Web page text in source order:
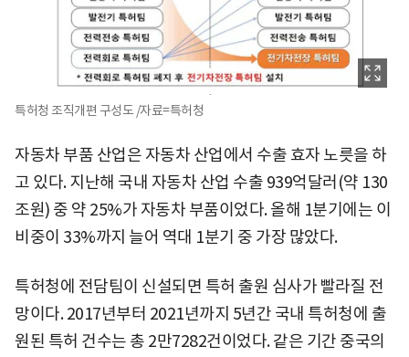
특허청 조직개편 구성도 /자료=특허청
자동차 부품 산업은 자동차 산업에서 수출 효자 노릇을 하
고 있다. 지난해 국내 자동차 산업 수출 939억달러(약 130
조원) 중 약 25%가 자동차 부품이었다. 올해 1분기에는 이
비중이 33%까지 늘어 역대 1분기 중 가장 많았다.
특허청에 전담팀이 신설되면 특허 출원 심사가 빨라질 전
망이다. 2017년부터 2021년까지 5년간 국내 특허청에 출
원된 특허 건수는 총 2만7282건이었다. 같은 기간 중국의